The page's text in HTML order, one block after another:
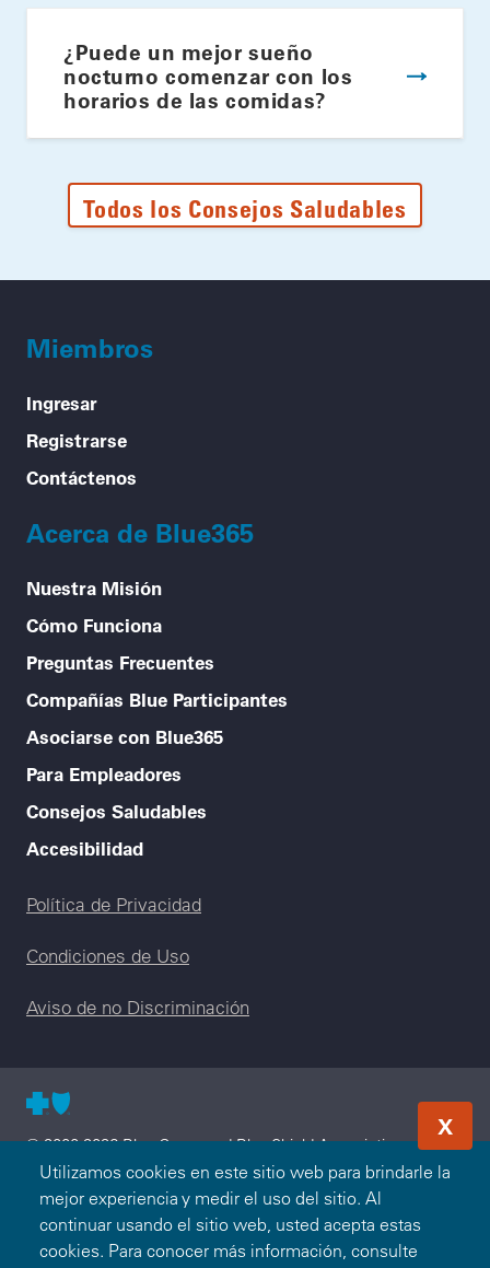
Utilizamos cookies en este sitio web para brindarle la
mejor experiencia y medir el uso del sitio. Al
continuar usando el sitio web, usted acepta estas
cookies. Para conocer más información, consulte
X
¿Puede un mejor sueño
nocturno comenzar con los
horarios de las comidas?
Todos los Consejos Saludables
Miembros
Ingresar
Registrarse
Contáctenos
Acerca de Blue365
Nuestra Misión
Cómo Funciona
Preguntas Frecuentes
Compañías Blue Participantes
Asociarse con Blue365
Para Empleadores
Consejos Saludables
Accesibilidad
Legal menu
Política de Privacidad
Condiciones de Uso
Aviso de no Discriminación
© 2000-2026 Blue Cross and Blue Shield Association —
Todos los Derechos Reservados. El programa Blue365 es
presentado a usted por Blue Cross and Blue Shield
Association. Blue Cross and Blue Shield Association es una
asociación de Compañías Blue Cross y/o Blue Shield